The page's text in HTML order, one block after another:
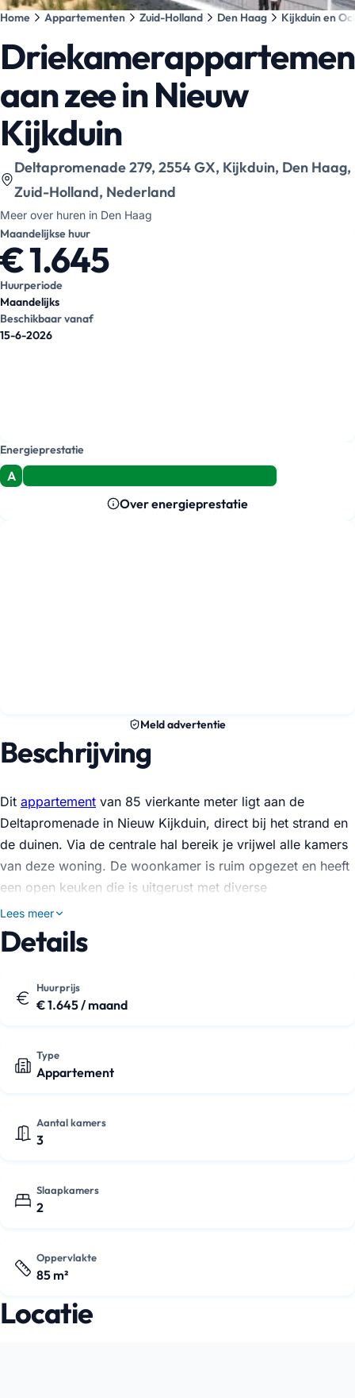
Home Appartementen Zuid-Holland Den Haag Kijkduin en
aan zee in Nieuw
Kijkduin
Bekijk locatie op kaart:
Deltapromenade 279, 2554 GX, Kijkduin, Den Haag,
Zuid-Holland, Nederland
Meer over huren in Den Haag
Maandelijkse huur
€ 1.645
Huurperiode
Maandelijks
Beschikbaar vanaf
15-6-2026
Energieprestatie
A
Over energieprestatie
Meld advertentie
Beschrijving
Dit appartement van 85 vierkante meter ligt aan de
Deltapromenade in Nieuw Kijkduin, direct bij het strand en
de duinen. Via de centrale hal bereik je vrijwel alle kamers
van deze woning. De woonkamer is ruim opgezet en heeft
een open keuken die is uitgerust met diverse
inbouwapparatuur om direct aan de slag te kunnen. Vanuit
je zithoek loop je zo het balkon op, een fijne plek om even
buiten te zitten.
Je hebt de beschikking over twee volwaardige
slaapkamers. De hoofdslaapkamer biedt ruimschoots plek
te gebruiken is als thuiskantoor of loge…
Lees meer
Details
Huurprijs
€ 1.645 / maand
Type
Appartement
Aantal kamers
3
Slaapkamers
2
Oppervlakte
85 m²
Locatie